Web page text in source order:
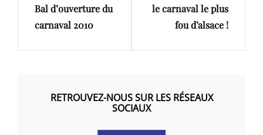
l’article
Post
Bal d’ouverture du
carnaval 2010
Post
le carnaval le plus
fou d’alsace !
RETROUVEZ-NOUS SUR LES RÉSEAUX
SOCIAUX